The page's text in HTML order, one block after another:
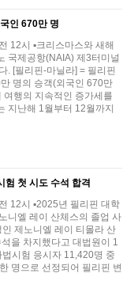
인 670만 명
12시 ▪크리스마스와 새해
국제공항(NAIA) 제3터미널
. [필리핀-마닐라] = 필리핀
명의 승객(외국인 670만
행의 지속적인 증가세를
지난해 1월부터 12월까지
험 첫 시도 수석 합격
12시 ▪2025년 필리핀 대학
니엘 레이 산체스의 졸업 사
제노니엘 레이 티몰라 산
을 차지했다고 대법원이 1
시험 응시자 11,420명 중
명으로 선정되어 필리핀 변